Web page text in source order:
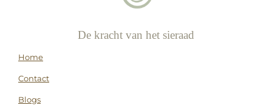
De kracht van het sieraad
Home
Contact
Blogs